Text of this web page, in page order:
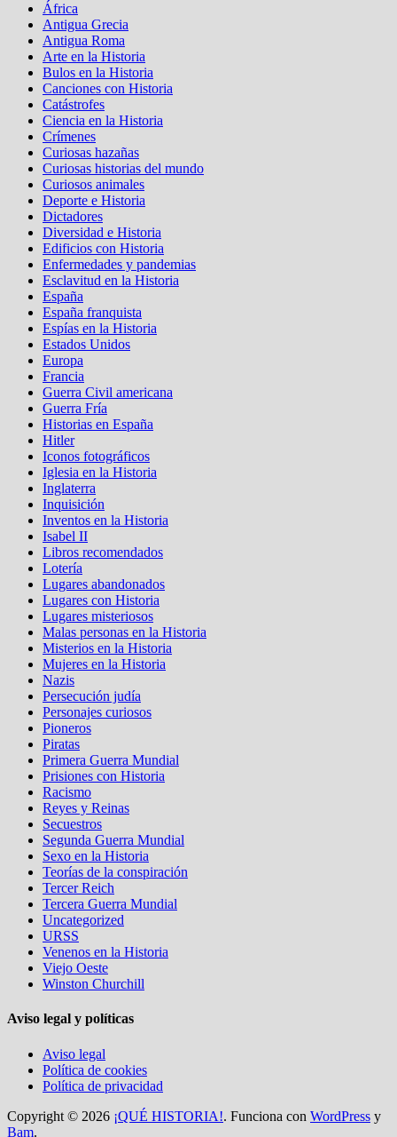
África
Antigua Grecia
Antigua Roma
Arte en la Historia
Bulos en la Historia
Canciones con Historia
Catástrofes
Ciencia en la Historia
Crímenes
Curiosas hazañas
Curiosas historias del mundo
Curiosos animales
Deporte e Historia
Dictadores
Diversidad e Historia
Edificios con Historia
Enfermedades y pandemias
Esclavitud en la Historia
España
España franquista
Espías en la Historia
Estados Unidos
Europa
Francia
Guerra Civil americana
Guerra Fría
Historias en España
Hitler
Iconos fotográficos
Iglesia en la Historia
Inglaterra
Inquisición
Inventos en la Historia
Isabel II
Libros recomendados
Lotería
Lugares abandonados
Lugares con Historia
Lugares misteriosos
Malas personas en la Historia
Misterios en la Historia
Mujeres en la Historia
Nazis
Persecución judía
Personajes curiosos
Pioneros
Piratas
Primera Guerra Mundial
Prisiones con Historia
Racismo
Reyes y Reinas
Secuestros
Segunda Guerra Mundial
Sexo en la Historia
Teorías de la conspiración
Tercer Reich
Tercera Guerra Mundial
Uncategorized
URSS
Venenos en la Historia
Viejo Oeste
Winston Churchill
Aviso legal y políticas
Aviso legal
Política de cookies
Política de privacidad
Copyright © 2026 ¡QUÉ HISTORIA!. Funciona con WordPress y
Bam.